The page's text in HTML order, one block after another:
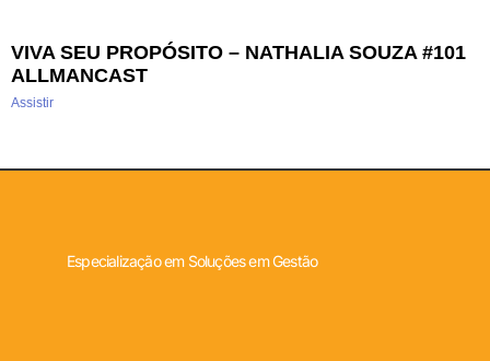
VIVA SEU PROPÓSITO – NATHALIA SOUZA #101
ALLMANCAST
Assistir
Especialização em Soluções em Gestão